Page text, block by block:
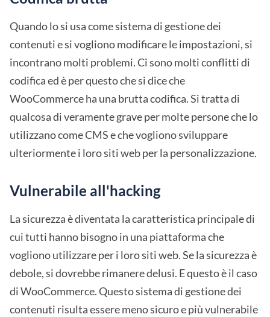
Quando lo si usa come sistema di gestione dei
contenuti e si vogliono modificare le impostazioni, si
incontrano molti problemi. Ci sono molti conflitti di
codifica ed è per questo che si dice che
WooCommerce ha una brutta codifica. Si tratta di
qualcosa di veramente grave per molte persone che lo
utilizzano come CMS e che vogliono sviluppare
ulteriormente i loro siti web per la personalizzazione.
Vulnerabile all'hacking
La sicurezza è diventata la caratteristica principale di
cui tutti hanno bisogno in una piattaforma che
vogliono utilizzare per i loro siti web. Se la sicurezza è
debole, si dovrebbe rimanere delusi. E questo è il caso
di WooCommerce. Questo sistema di gestione dei
contenuti risulta essere meno sicuro e più vulnerabile